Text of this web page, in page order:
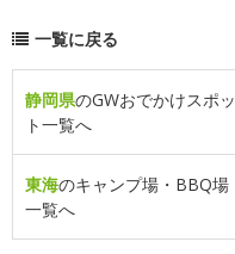
一覧に戻る
静岡県のGWおでかけスポッ
ト一覧へ
東海のキャンプ場・BBQ場
一覧へ